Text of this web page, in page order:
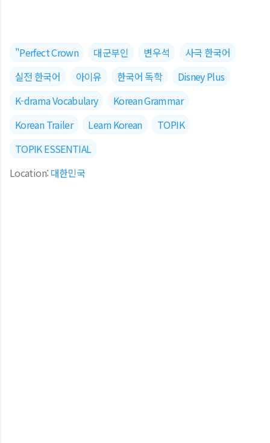
"Perfect Crown 대군부인 변우석
사극 한국어
실전 한국어
아이유 한국어 독학
Disney Plus
K-drama Vocabulary
Korean Grammar
Korean Trailer
Learn Korean
TOPIK
TOPIK ESSENTIAL
Location:대한민국